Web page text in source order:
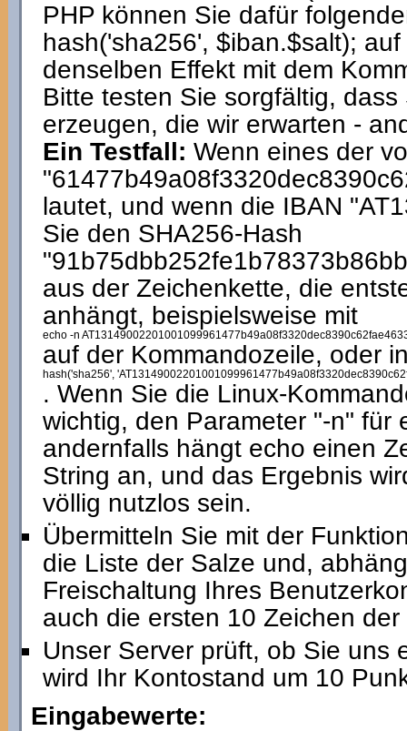
PHP können Sie dafür
hash('sha256', $iban.$salt);
denselben Effekt mit dem
Bitte testen Sie sorgfältig,
erzeugen, die wir erwarten -
Ein Testfall: Wenn eines der
lautet, und wenn die IBAN
Sie den SHA256-Hash
aus der Zeichenkette, die
anhängt, beispielsweise mit
echo -n
auf der Kommandozeile, oder
hash('sha256',
. Wenn Sie die Linux-
wichtig, den Parameter "-n" für
andernfalls hängt echo einen
String an, und das Ergebnis
völlig nutzlos sein.
Übermitteln Sie mit der
die Liste der Salze und,
Freischaltung Ihres
auch die ersten 10 Zeichen der
Unser Server prüft, ob Sie uns
wird Ihr Kontostand um 10
Eingabewerte: